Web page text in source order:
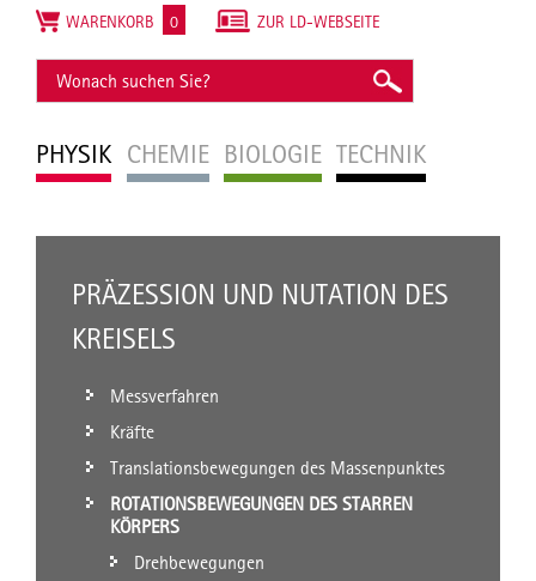
PHYSIK CHEMIE BIOLOGIE TECHNIK
ZUR LD-WEBSEITE
WARENKORB 0
PRÄZESSION UND NUTATION DES
KREISELS
Messverfahren
Kräfte
Translationsbewegungen des Massenpunktes
ROTATIONSBEWEGUNGEN DES STARREN
KÖRPERS
Drehbewegungen